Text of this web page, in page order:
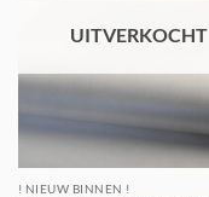
UITVERKOCHT
! NIEUW BINNEN !